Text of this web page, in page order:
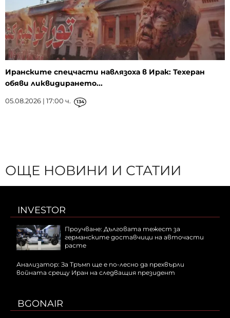
Иранските спецчасти навлязоха в Ирак: Техеран
обяви ликвидирането...
05.08.2026 | 17:00 ч. 134
ОЩЕ НОВИНИ И СТАТИИ
INVESTOR
Проучване: Дълговата тежест за
германските доставчици на авточасти
расте
Анализатор: За Тръмп ще е по-лесно да прехвърли
войната срещу Иран на следващия президент
BGONAIR